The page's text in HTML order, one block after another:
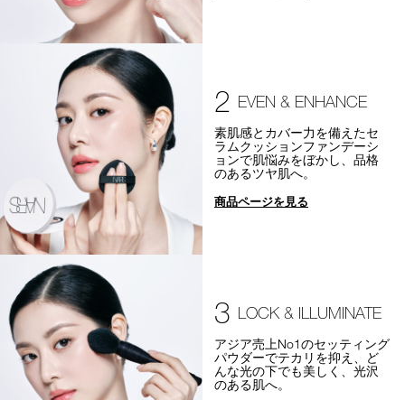
2 EVEN & ENHANCE
素肌感とカバー力を備えたセ
ラムクッションファンデーシ
ョンで肌悩みをぼかし、品格
のあるツヤ肌へ。
商品ページを見る
3 LOCK & ILLUMINATE
アジア売上No1のセッティング
パウダーでテカリを抑え、ど
んな光の下でも美しく、光沢
のある肌へ。